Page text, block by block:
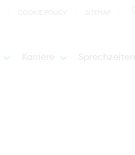
Karriere Sprechzeiten